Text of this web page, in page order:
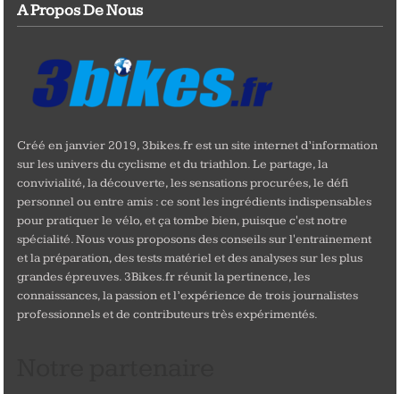
A Propos De Nous
Créé en janvier 2019, 3bikes.fr est un site internet d’information
sur les univers du cyclisme et du triathlon. Le partage, la
convivialité, la découverte, les sensations procurées, le défi
personnel ou entre amis : ce sont les ingrédients indispensables
pour pratiquer le vélo, et ça tombe bien, puisque c'est notre
spécialité. Nous vous proposons des conseils sur l'entrainement
et la préparation, des tests matériel et des analyses sur les plus
grandes épreuves. 3Bikes.fr réunit la pertinence, les
connaissances, la passion et l’expérience de trois journalistes
professionnels et de contributeurs très expérimentés.